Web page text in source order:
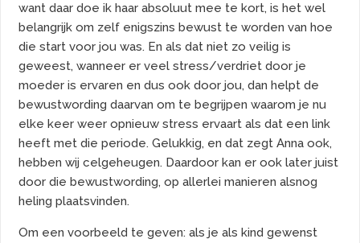
want daar doe ik haar absoluut mee te kort, is het wel
belangrijk om zelf enigszins bewust te worden van hoe
die start voor jou was. En als dat niet zo veilig is
geweest, wanneer er veel stress/verdriet door je
moeder is ervaren en dus ook door jou, dan helpt de
bewustwording daarvan om te begrijpen waarom je nu
elke keer weer opnieuw stress ervaart als dat een link
heeft met die periode. Gelukkig, en dat zegt Anna ook,
hebben wij celgeheugen. Daardoor kan er ook later juist
door die bewustwording, op allerlei manieren alsnog
heling plaatsvinden.
Om een voorbeeld te geven: als je als kind gewenst